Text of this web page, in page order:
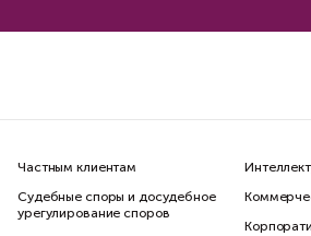
Частным клиентам
Судебные споры и досудебное
урегулирование споров